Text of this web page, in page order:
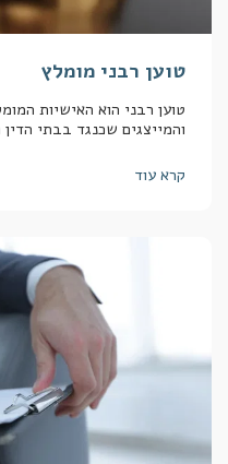
טוען רבני מומלץ
טוען רבני הוא האישיות
והמייצגים שכנגד בבתי הדין
קרא עוד